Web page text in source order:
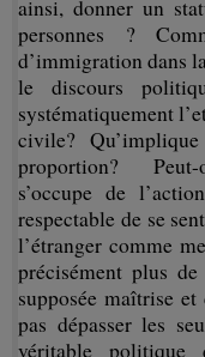
ainsi, donner un
personnes ?
d’immigration dans
le discours
systématiquement
civile?
proportion? Peut-
s’occupe de
respectable de se
l’étranger comme
précisément plus
supposée maîtrise
pas dépasser les
véritable